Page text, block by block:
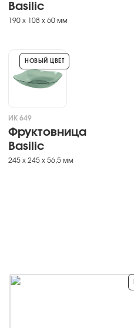
Basilic
190 х 108 х 60 мм
НОВЫЙ ЦВЕТ
ИК 649
Фруктовница
Basilic
245 х 245 х 56,5 мм